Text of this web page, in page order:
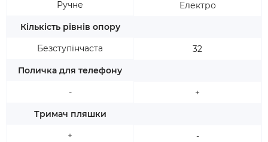
Ручне
Кількість рівнів опору
Безступінчаста
Поличка для телефону
-
Тримач пляшки
+
Електро
32
+
-